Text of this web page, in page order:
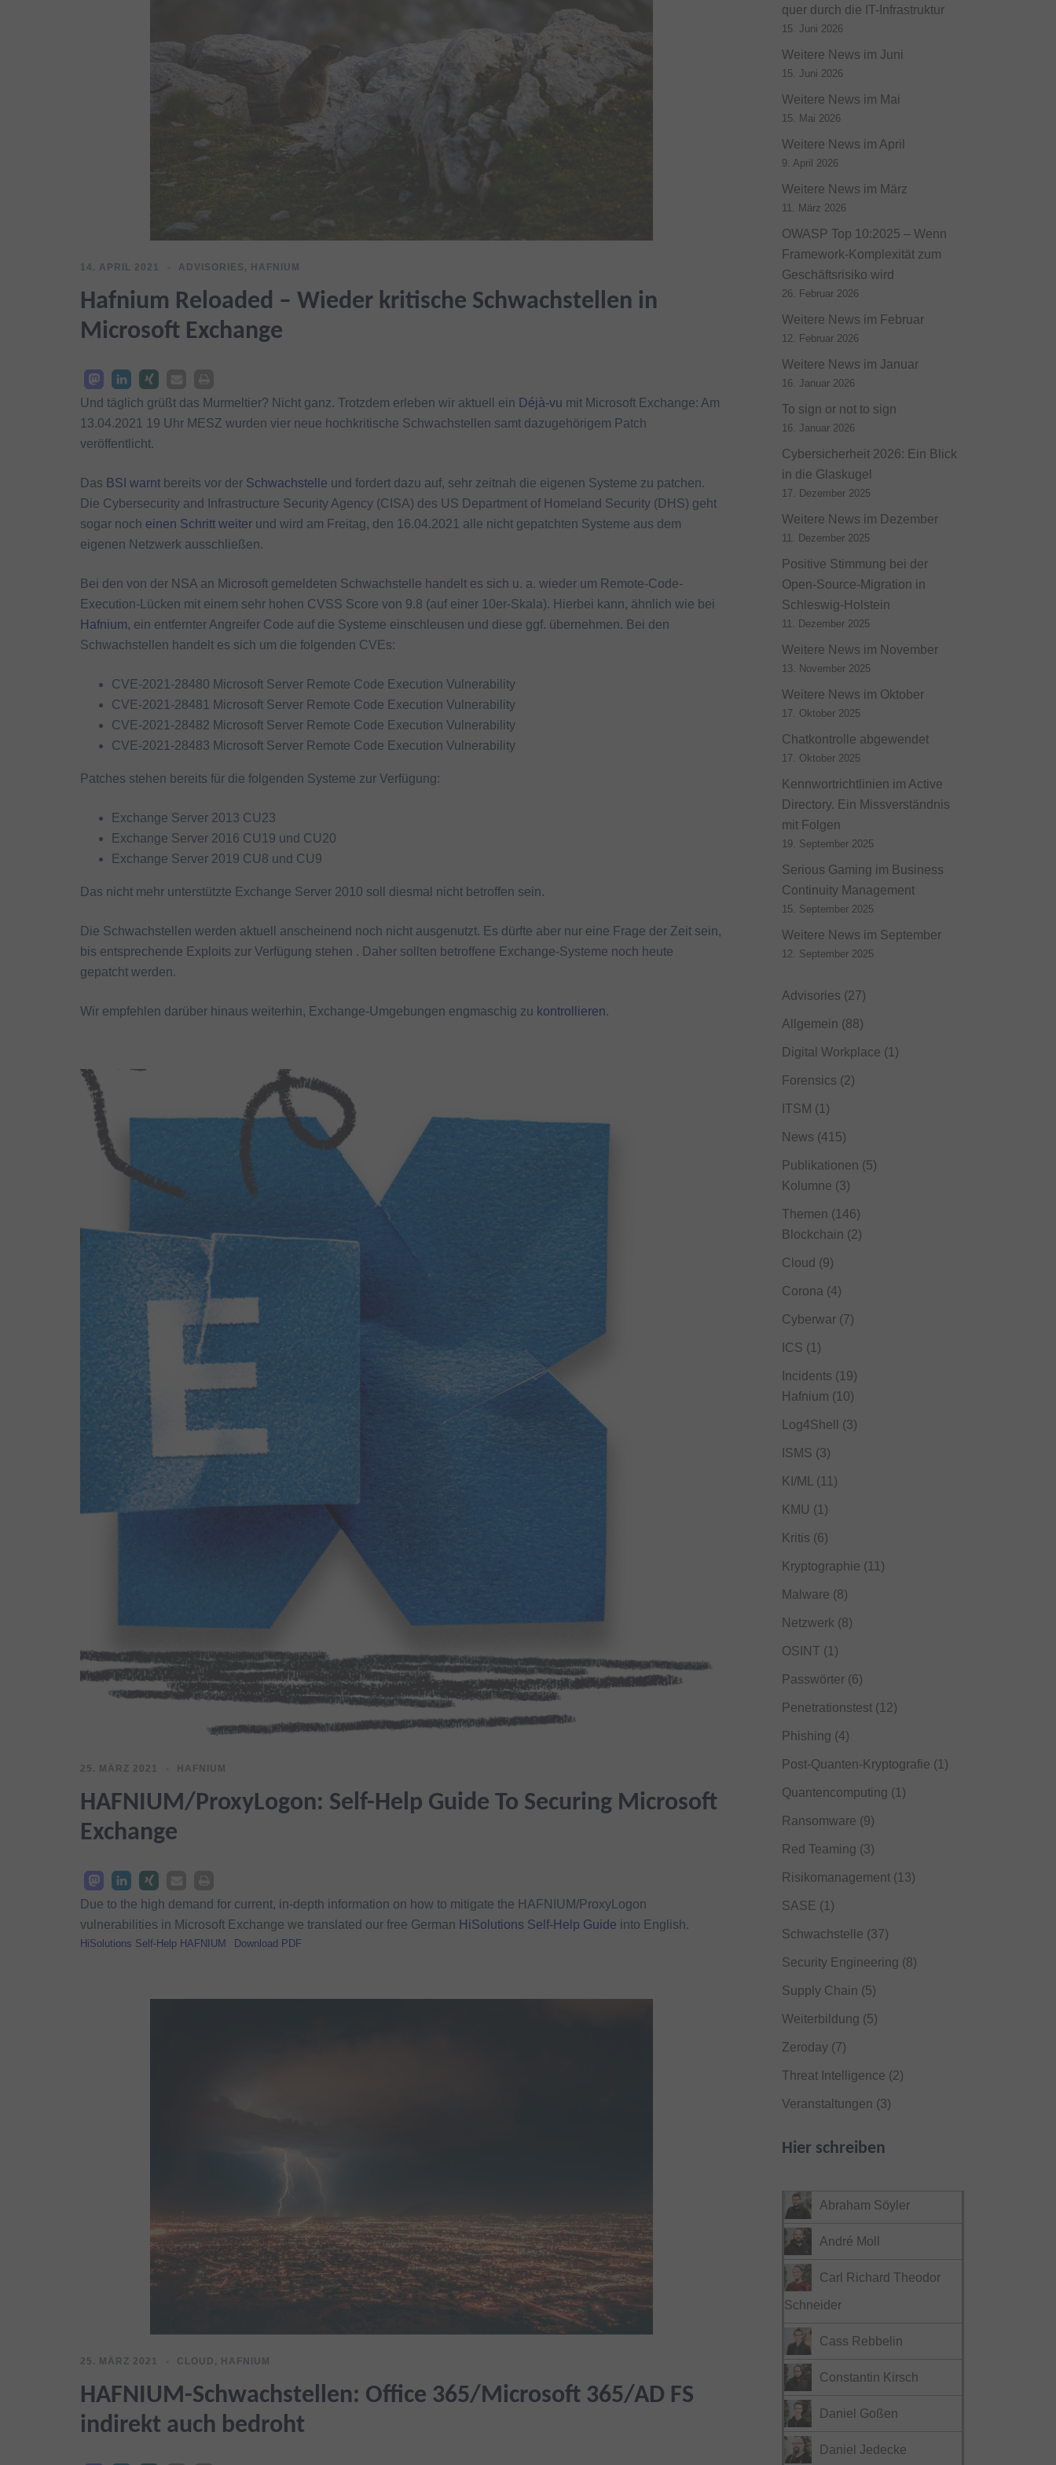
14. APRIL 2021 ADVISORIES , HAFNIUM
Hafnium Reloaded – Wieder kritische Schwachstellen in
Microsoft Exchange
Und täglich grüßt das Murmeltier? Nicht ganz. Trotzdem erleben wir aktuell ein Déjà-vu mit Microsoft Exchange: Am
13.04.2021 19 Uhr MESZ wurden vier neue hochkritische Schwachstellen samt dazugehörigem Patch
veröffentlicht.
Das BSI warnt bereits vor der Schwachstelle und fordert dazu auf, sehr zeitnah die eigenen Systeme zu patchen.
Die Cybersecurity and Infrastructure Security Agency (CISA) des US Department of Homeland Security (DHS) geht
sogar noch einen Schritt weiter und wird am Freitag, den 16.04.2021 alle nicht gepatchten Systeme aus dem
eigenen Netzwerk ausschließen.
Bei den von der NSA an Microsoft gemeldeten Schwachstelle handelt es sich u. a. wieder um Remote-Code-
Execution-Lücken mit einem sehr hohen CVSS Score von 9.8 (auf einer 10er-Skala). Hierbei kann, ähnlich wie bei
Hafnium, ein entfernter Angreifer Code auf die Systeme einschleusen und diese ggf. übernehmen. Bei den
Schwachstellen handelt es sich um die folgenden CVEs:
CVE-2021-28480 Microsoft Server Remote Code Execution Vulnerability
CVE-2021-28481 Microsoft Server Remote Code Execution Vulnerability
CVE-2021-28482 Microsoft Server Remote Code Execution Vulnerability
CVE-2021-28483 Microsoft Server Remote Code Execution Vulnerability
Patches stehen bereits für die folgenden Systeme zur Verfügung:
Exchange Server 2013 CU23
Exchange Server 2016 CU19 und CU20
Exchange Server 2019 CU8 und CU9
Das nicht mehr unterstützte Exchange Server 2010 soll diesmal nicht betroffen sein.
Die Schwachstellen werden aktuell anscheinend noch nicht ausgenutzt. Es dürfte aber nur eine Frage der Zeit sein,
bis entsprechende Exploits zur Verfügung stehen . Daher sollten betroffene Exchange-Systeme noch heute
gepatcht werden.
Wir empfehlen darüber hinaus weiterhin, Exchange-Umgebungen engmaschig zu kontrollieren.
25. MÄRZ 2021 HAFNIUM
HAFNIUM/ProxyLogon: Self-Help Guide To Securing Microsoft
Exchange
Due to the high demand for current, in-depth information on how to mitigate the HAFNIUM/ProxyLogon
vulnerabilities in Microsoft Exchange we translated our free German HiSolutions Self-Help Guide into English.
HiSolutions Self-Help HAFNIUM Download PDF
25. MÄRZ 2021 CLOUD , HAFNIUM
HAFNIUM-Schwachstellen: Office 365/Microsoft 365/AD FS
indirekt auch bedroht
quer durch die IT-Infrastruktur
15. Juni 2026
Weitere News im Juni
15. Juni 2026
Weitere News im Mai
15. Mai 2026
Weitere News im April
9. April 2026
Weitere News im März
11. März 2026
OWASP Top 10:2025 – Wenn
Framework-Komplexität zum
Geschäftsrisiko wird
26. Februar 2026
Weitere News im Februar
12. Februar 2026
Weitere News im Januar
16. Januar 2026
To sign or not to sign
16. Januar 2026
Cybersicherheit 2026: Ein Blick
in die Glaskugel
17. Dezember 2025
Weitere News im Dezember
11. Dezember 2025
Positive Stimmung bei der
Open-Source-Migration in
Schleswig-Holstein
11. Dezember 2025
Weitere News im November
13. November 2025
Weitere News im Oktober
17. Oktober 2025
Chatkontrolle abgewendet
17. Oktober 2025
Kennwortrichtlinien im Active
Directory. Ein Missverständnis
mit Folgen
19. September 2025
Serious Gaming im Business
Continuity Management
15. September 2025
Weitere News im September
12. September 2025
Advisories (27)
Allgemein (88)
Digital Workplace (1)
Forensics (2)
ITSM (1)
News (415)
Publikationen (5)
Kolumne (3)
Themen (146)
Blockchain (2)
Cloud (9)
Corona (4)
Cyberwar(7)
ICS (1)
Incidents (19)
Hafnium (10)
Log4Shell (3)
ISMS (3)
KI/ML (11)
KMU (1)
Kritis (6)
Kryptographie (11)
Malware (8)
Netzwerk (8)
OSINT (1)
Passwörter(6)
Penetrationstest(12)
Phishing (4)
Post-Quanten-Kryptografie (1)
Quantencomputing (1)
Ransomware (9)
Red Teaming (3)
Risikomanagement(13)
SASE (1)
Schwachstelle (37)
Security Engineering (8)
Supply Chain (5)
Weiterbildung (5)
Zeroday(7)
Threat Intelligence (2)
Veranstaltungen (3)
Hier schreiben
Abraham Söyler
André Moll
Carl Richard Theodor
Schneider
Cass Rebbelin
Constantin Kirsch
Daniel Goßen
Daniel Jedecke